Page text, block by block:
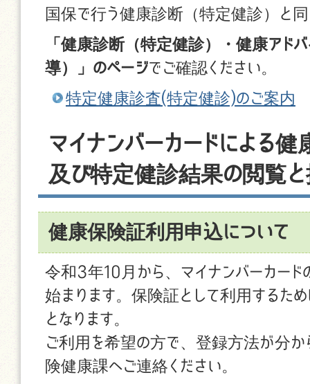
国保で行う健康診断（特定健診）と同
「健康診断（特定健診）・健康アド
導）」のページでご確認ください。
特定健康診査(特定健診)のご案内
マイナンバーカードによる
及び特定健診結果の閲覧
健康保険証利用申込について
令和3年10月から、マイナンバーカー
始まります。保険証として利用するた
となります。
ご利用を希望の方で、登録方法が分か
険健康課へご連絡ください。